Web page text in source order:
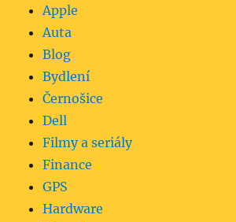
Apple
Auta
Blog
Bydlení
Černošice
Dell
Filmy a seriály
Finance
GPS
Hardware